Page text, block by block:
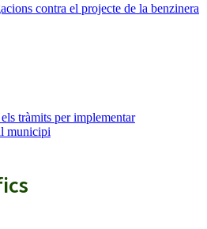
contra el projecte de la benzinera
tràmits per implementar
municipi